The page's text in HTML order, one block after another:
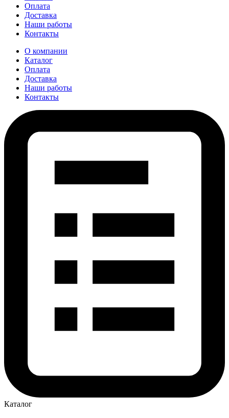
Оплата
Доставка
Наши работы
Контакты
О компании
Каталог
Оплата
Доставка
Наши работы
Контакты
Каталог